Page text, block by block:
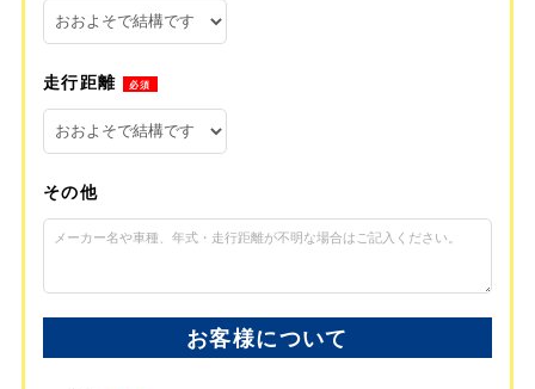
走行距離 必須
その他
お客様について